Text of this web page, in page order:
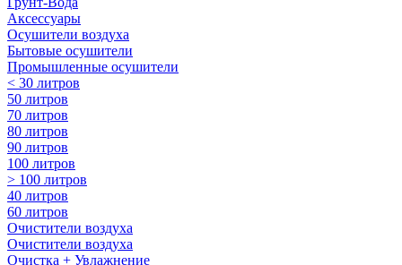
Аксессуары
Осушители воздуха
Бытовые осушители
Промышленные осушители
< 30 литров
50 литров
70 литров
80 литров
90 литров
100 литров
> 100 литров
40 литров
60 литров
Очистители воздуха
Очистители воздуха
Очистка + Увлажнение